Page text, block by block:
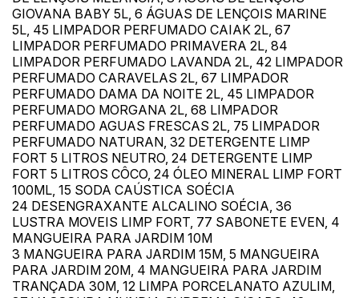
GIOVANA BABY 5L, 6 ÁGUAS DE LENÇOIS MARINE
5L, 45 LIMPADOR PERFUMADO CAIAK 2L, 67
LIMPADOR PERFUMADO PRIMAVERA 2L, 84
LIMPADOR PERFUMADO LAVANDA 2L, 42 LIMPADOR
PERFUMADO CARAVELAS 2L, 67 LIMPADOR
PERFUMADO DAMA DA NOITE 2L, 45 LIMPADOR
PERFUMADO MORGANA 2L, 68 LIMPADOR
PERFUMADO AGUAS FRESCAS 2L, 75 LIMPADOR
PERFUMADO NATURAN, 32 DETERGENTE LIMP
FORT 5 LITROS NEUTRO, 24 DETERGENTE LIMP
FORT 5 LITROS CÔCO, 24 ÓLEO MINERAL LIMP FORT
100ML, 15 SODA CAÚSTICA SOÉCIA
24 DESENGRAXANTE ALCALINO SOÉCIA, 36
LUSTRA MOVEIS LIMP FORT, 77 SABONETE EVEN, 4
MANGUEIRA PARA JARDIM 10M
3 MANGUEIRA PARA JARDIM 15M, 5 MANGUEIRA
PARA JARDIM 20M, 4 MANGUEIRA PARA JARDIM
TRANÇADA 30M, 12 LIMPA PORCELANATO AZULIM,